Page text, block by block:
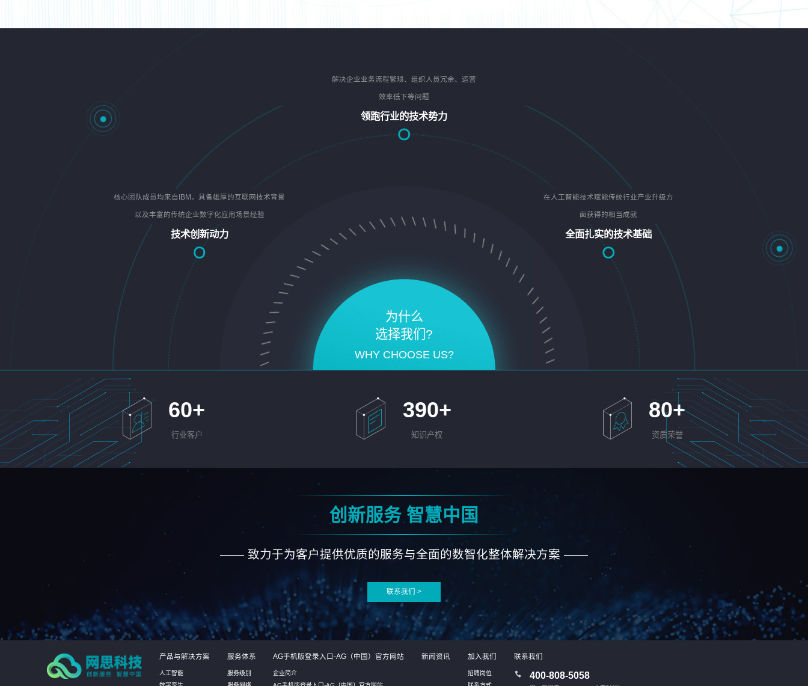
为什么
选择我们?
WHY CHOOSE US?
核心团队成员均来自IBM，具备雄厚的互联网技术背景
以及丰富的传统企业数字化应用场景经验
技术创新动力
解决企业业务流程繁琐、组织人员冗余、运营
效率低下等问题
领跑行业的技术势力
在人工智能技术赋能传统行业产业升级方
面获得的相当成就
全面扎实的技术基础
60+
行业客户
390+
知识产权
80+
资质荣誉
创新服务 智慧中国
—— 致力于为客户提供优质的服务与全面的数智化整体解决方案 ——
联系我们 >
产品与解决方案
人工智能
服务体系
服务级别
AG手机版登录入口-AG（中国）官方网站
企业简介
新闻资讯 加入我们
招聘岗位
联系我们
400-808-5058